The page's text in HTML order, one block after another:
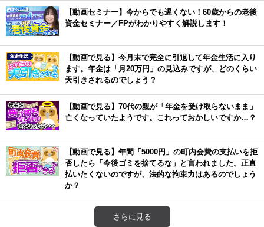
【動画セミナー】今からでも遅くない！60歳からの老後
資金セミナー／FPがわかりやすく解説します！
【動画で見る】今月末で完全に引退して年金生活に入り
ます。年金は「月20万円」の見込みですが、どのくらい
天引きされるのでしょう？
【動画で見る】70代の親が「年金を受け取らないまま」
亡くなっていたようです。これっておかしいですか…？
【動画で見る】年間「5000円」の町内会費の支払いを拒
否したら「今後ゴミを捨てるな」と言われました。正直
払いたくないのですが、法的な拘束力はあるのでしょう
か？
さらに見る